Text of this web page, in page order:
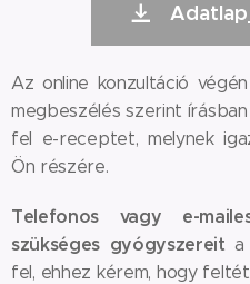
Az online konzultáció
megbeszélés szerint
fel e-receptet, melynek
Ön részére.
Telefonos vagy e-
szükséges gyógyszereit a
fel, ehhez kérem, hogy